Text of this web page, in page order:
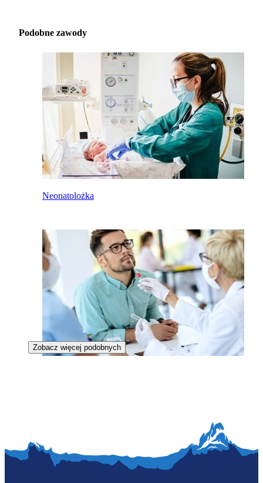
Podobne zawody
Neonatolożka
Zobacz więcej podobnych